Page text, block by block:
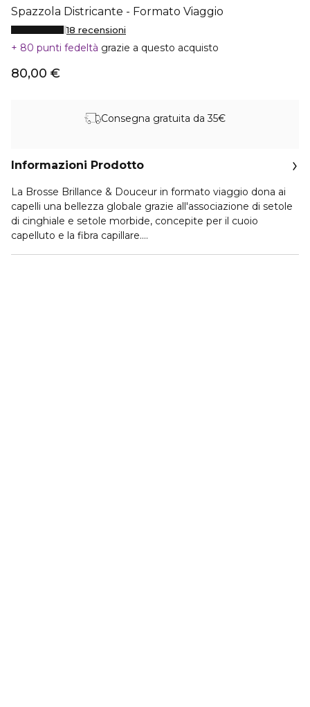
Spazzola Districante - Formato Viaggio
18 recensioni
80 punti fedeltà grazie a questo acquisto
80,00 €
Consegna gratuita da 35€
Informazioni Prodotto
La Brosse Brillance & Douceur in formato viaggio dona ai
capelli una bellezza globale grazie all'associazione di setole
di cinghiale e setole morbide, concepite per il cuoio
capelluto e la fibra capillare.